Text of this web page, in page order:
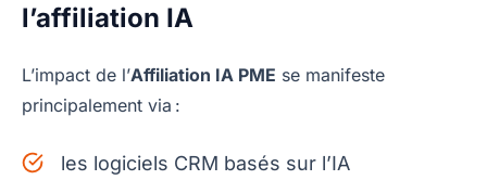
l’affiliation IA
L’impact de l’Affiliation IA PME se manifeste
principalement via :
les logiciels CRM basés sur l’IA